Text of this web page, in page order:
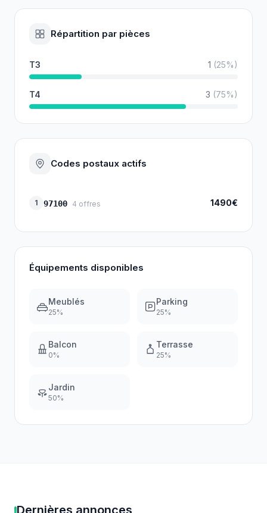
Répartition par pièces
T3 1 (25%)
T4 3 (75%)
Codes postaux actifs
1 97100 4 offres 1490€
Équipements disponibles
Meublés
25%
Parking
25%
Balcon
0%
Terrasse
25%
Jardin
50%
Dernières annonces